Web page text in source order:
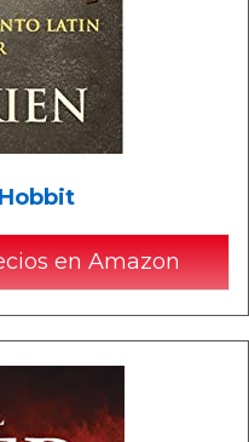
en Amazon